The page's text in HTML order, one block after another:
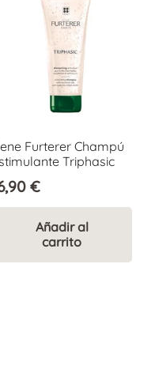
Furterer Champú
Triphasic
€
Añadir al
carrito